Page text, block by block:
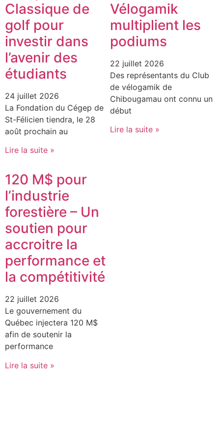
Classique de
golf pour
investir dans
l’avenir des
étudiants
24 juillet 2026
La Fondation du Cégep de
St-Félicien tiendra, le 28
août prochain au
Lire la suite »
Vélogamik
multiplient les
podiums
22 juillet 2026
Des représentants du Club
de vélogamik de
Chibougamau ont connu un
début
Lire la suite »
120 M$ pour
l’industrie
forestière – Un
soutien pour
accroitre la
performance et
la compétitivité
22 juillet 2026
Le gouvernement du
Québec injectera 120 M$
afin de soutenir la
performance
Lire la suite »